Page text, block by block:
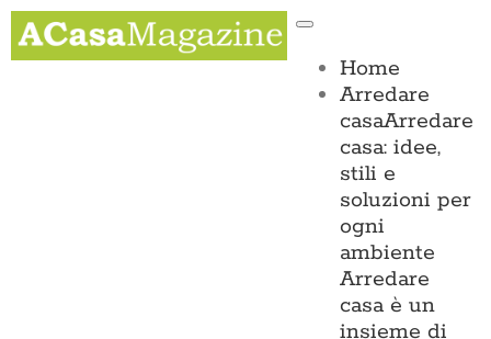
Salta
contenuto
Toggle
Home
Arredare
casaArredare
casa: idee,
stili e
soluzioni per
ogni
ambiente
Arredare
casa è un
insieme di